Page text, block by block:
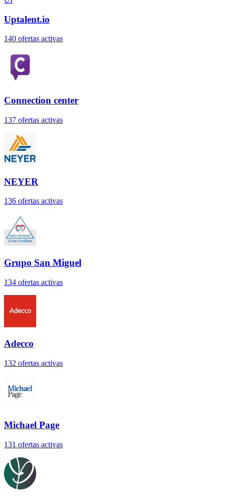
Uptalent.io
140 ofertas activas
Connection center
137 ofertas activas
NEYER
136 ofertas activas
Grupo San Miguel
134 ofertas activas
Adecco
132 ofertas activas
Michael Page
131 ofertas activas